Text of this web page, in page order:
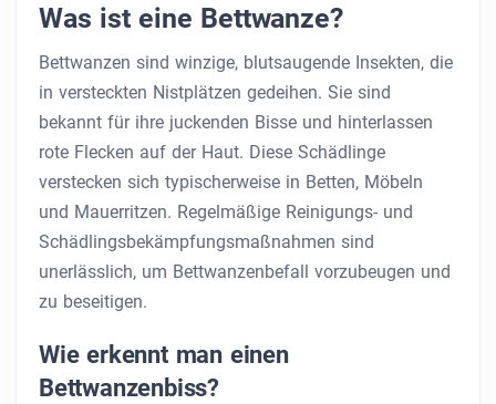
Was ist eine Bettwanze?
Bettwanzen sind winzige, blutsaugende Insekten, die
in versteckten Nistplätzen gedeihen. Sie sind
bekannt für ihre juckenden Bisse und hinterlassen
rote Flecken auf der Haut. Diese Schädlinge
verstecken sich typischerweise in Betten, Möbeln
und Mauerritzen. Regelmäßige Reinigungs- und
Schädlingsbekämpfungsmaßnahmen sind
unerlässlich, um Bettwanzenbefall vorzubeugen und
zu beseitigen.
Wie erkennt man einen
Bettwanzenbiss?